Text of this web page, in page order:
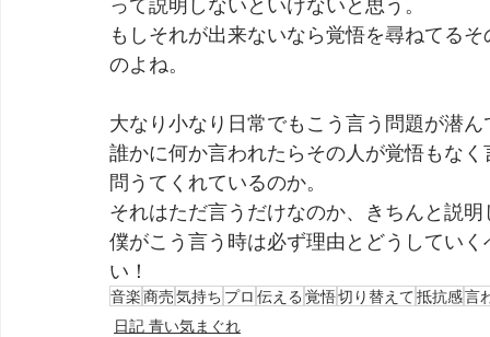
もしそれが出来ないなら覚悟を尋ねてる
のよね。
大なり小なり日常でもこう言う問題が潜ん
誰かに何か言われたらその人が覚悟もな
問うてくれているのか。
それはただ言うだけなのか、きちんと説
僕がこう言う時は必ず理由とどうしてい
い！
音楽商売気持ち プロ 伝える 覚悟切り替えて抵抗感言
日記 青い気まぐれ